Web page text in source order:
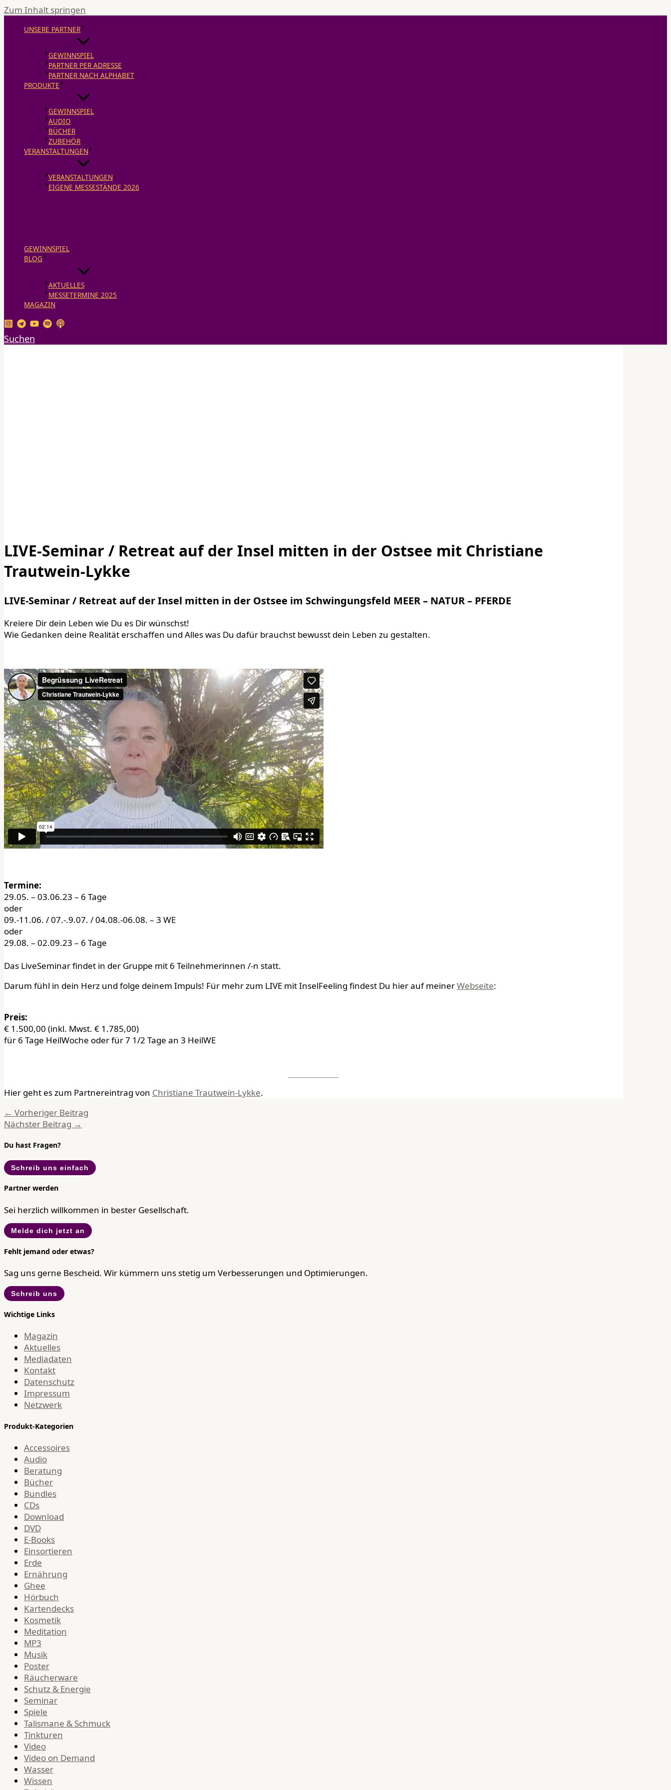
Zum Inhalt springen
UNSERE PARTNER
GEWINNSPIEL
PARTNER PER ADRESSE
PARTNER NACH ALPHABET
PRODUKTE
GEWINNSPIEL
AUDIO
BÜCHER
ZUBEHÖR
VERANSTALTUNGEN
VERANSTALTUNGEN
EIGENE MESSESTÄNDE 2026
GEWINNSPIEL
BLOG
AKTUELLES
MESSETERMINE 2025
MAGAZIN
Suchen
LIVE-Seminar / Retreat auf der Insel mitten in der Ostsee mit Christiane
Trautwein-Lykke
LIVE-Seminar / Retreat auf der Insel mitten in der Ostsee im Schwingungsfeld MEER – NATUR – PFERDE
Kreiere Dir dein Leben wie Du es Dir wünschst!
Wie Gedanken deine Realität erschaffen und Alles was Du dafür brauchst bewusst dein Leben zu gestalten.
Termine:
29.05. – 03.06.23 – 6 Tage
oder
09.-11.06. / 07.-.9.07. / 04.08.-06.08. – 3 WE
oder
29.08. – 02.09.23 – 6 Tage
Das LiveSeminar findet in der Gruppe mit 6 Teilnehmerinnen /-n statt.
Darum fühl in dein Herz und folge deinem Impuls! Für mehr zum LIVE mit InselFeeling findest Du hier auf meinerWebseite:
Preis:
€ 1.500,00 (inkl. Mwst. € 1.785,00)
für 6 Tage HeilWoche oder für 7 1/2 Tage an 3 HeilWE
Hier geht es zum Partnereintrag von Christiane Trautwein-Lykke.
← Vorheriger Beitrag
Nächster Beitrag →
Du hast Fragen?
Schreib uns einfach
Partner werden
Sei herzlich willkommen in bester Gesellschaft.
Melde dich jetzt an
Fehlt jemand oder etwas?
Sag uns gerne Bescheid. Wir kümmern uns stetig um Verbesserungen und Optimierungen.
Schreib uns
Wichtige Links
Magazin
Aktuelles
Mediadaten
Kontakt
Datenschutz
Impressum
Netzwerk
Produkt-Kategorien
Accessoires
Audio
Beratung
Bücher
Bundles
CDs
Download
DVD
E-Books
Einsortieren
Erde
Ernährung
Ghee
Hörbuch
Kartendecks
Kosmetik
Meditation
MP3
Musik
Poster
Räucherware
Schutz & Energie
Seminar
Spiele
Talismane & Schmuck
Tinkturen
Video
Video on Demand
Wasser
Wissen